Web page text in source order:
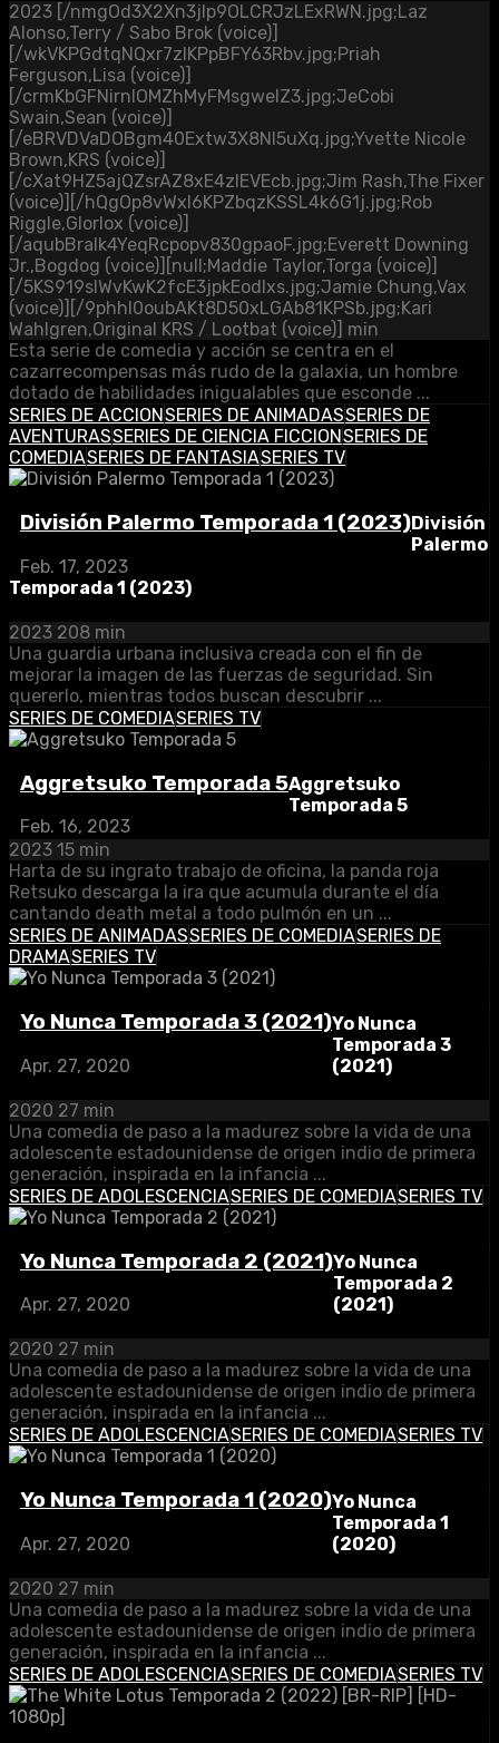
2023 [/nmgOd3X2Xn3jIp9OLCRJzLExRWN.jpg;Laz
Alonso,Terry / Sabo Brok (voice)]
[/wkVKPGdtqNQxr7zlKPpBFY63Rbv.jpg;Priah
Ferguson,Lisa (voice)]
[/crmKbGFNirnIOMZhMyFMsgwelZ3.jpg;JeCobi
Swain,Sean (voice)]
[/eBRVDVaDOBgm40Extw3X8NI5uXq.jpg;Yvette Nicole
Brown,KRS (voice)]
[/cXat9HZ5ajQZsrAZ8xE4zIEVEcb.jpg;Jim Rash,The Fixer
(voice)][/hQgOp8vWxl6KPZbqzKSSL4k6G1j.jpg;Rob
Riggle,Glorlox (voice)]
[/aqubBralk4YeqRcpopv830gpaoF.jpg;Everett Downing
Jr.,Bogdog (voice)][null;Maddie Taylor,Torga (voice)]
[/5KS919slWvKwK2fcE3jpkEodlxs.jpg;Jamie Chung,Vax
(voice)][/9phhl0oubAKt8D50xLGAb81KPSb.jpg;Kari
Wahlgren,Original KRS / Lootbat (voice)] min
Esta serie de comedia y acción se centra en el
cazarrecompensas más rudo de la galaxia, un hombre
dotado de habilidades inigualables que esconde ...
SERIES DE ACCION SERIES DE ANIMADASSERIES DE
AVENTURASSERIES DE CIENCIA FICCION SERIES DE
COMEDIASERIES DE FANTASIASERIES TV
División Palermo Temporada 1 (2023)
Feb. 17, 2023
División
Palermo
Temporada 1 (2023)
2023 208 min
Una guardia urbana inclusiva creada con el fin de
mejorar la imagen de las fuerzas de seguridad. Sin
quererlo, mientras todos buscan descubrir ...
SERIES DE COMEDIASERIES TV
Aggretsuko Temporada 5
Feb. 16, 2023
Aggretsuko
Temporada 5
2023 15 min
Harta de su ingrato trabajo de oficina, la panda roja
Retsuko descarga la ira que acumula durante el día
cantando death metal a todo pulmón en un ...
SERIES DE ANIMADASSERIES DE COMEDIASERIES DE
DRAMASERIES TV
Yo Nunca Temporada 3 (2021)
Apr. 27, 2020
Yo Nunca
Temporada 3
(2021)
2020 27 min
Una comedia de paso a la madurez sobre la vida de una
adolescente estadounidense de origen indio de primera
generación, inspirada en la infancia ...
SERIES DE ADOLESCENCIASERIES DE COMEDIASERIES TV
Yo Nunca Temporada 2 (2021)
Apr. 27, 2020
Yo Nunca
Temporada 2
(2021)
2020 27 min
Una comedia de paso a la madurez sobre la vida de una
adolescente estadounidense de origen indio de primera
generación, inspirada en la infancia ...
SERIES DE ADOLESCENCIASERIES DE COMEDIASERIES TV
Yo Nunca Temporada 1 (2020)
Apr. 27, 2020
Yo Nunca
Temporada 1
(2020)
2020 27 min
Una comedia de paso a la madurez sobre la vida de una
adolescente estadounidense de origen indio de primera
generación, inspirada en la infancia ...
SERIES DE ADOLESCENCIASERIES DE COMEDIASERIES TV